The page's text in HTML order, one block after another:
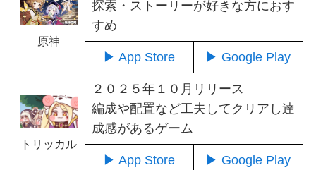
原神
探索・ストーリーが好きな方におす
すめ
▶ App Store ▶ Google Play
トリッカル
２０２５年１０月リリース
編成や配置など工夫してクリアし達
成感があるゲーム
▶ App Store ▶ Google Play